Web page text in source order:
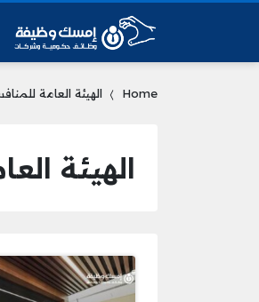
Home الهيئة العامة
الهيئة